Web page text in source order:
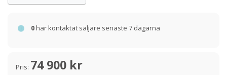
0har kontaktat säljare senaste 7 dagarna
Pris: 74 900 kr